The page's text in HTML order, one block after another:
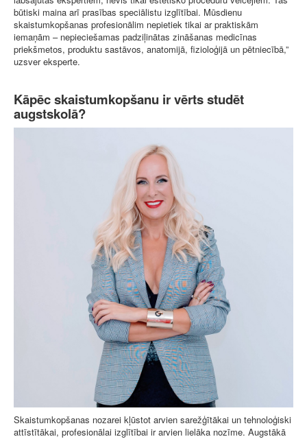
būtiski maina arī prasības speciālistu izglītībai. Mūsdienu
skaistumkopšanas profesionālim nepietiek tikai ar praktiskām
iemaņām – nepieciešamas padziļinātas zināšanas medicīnas
priekšmetos, produktu sastāvos, anatomijā, fizioloģijā un pētniecībā,”
uzsver eksperte.
Kāpēc skaistumkopšanu ir vērts studēt
augstskolā?
Skaistumkopšanas nozarei kļūstot arvien sarežģītākai un tehnoloģiski
attīstītākai, profesionālai izglītībai ir arvien lielāka nozīme. Augstākā